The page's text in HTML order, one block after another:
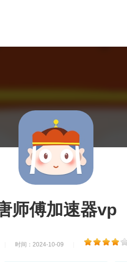
师傅加速器vp
时间：2024-10-09